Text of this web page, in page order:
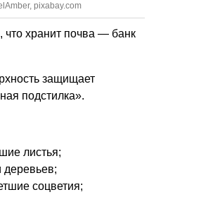
pixabay.com
что хранит почва — банк
защищает
подстилка».
листья;
деревьев;
соцветия;